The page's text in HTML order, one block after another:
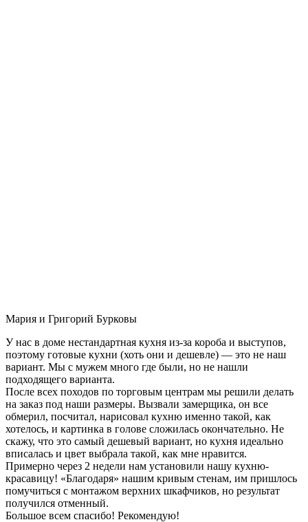
Мария и Григорий Бурковы
У нас в доме нестандартная кухня из-за короба и выступов,
поэтому готовые кухни (хоть они и дешевле) — это не наш
вариант. Мы с мужем много где были, но не нашли
подходящего варианта.
После всех походов по торговым центрам мы решили делать
на заказ под наши размеры. Вызвали замерщика, он все
обмерил, посчитал, нарисовал кухню именно такой, как
хотелось, и картинка в голове сложилась окончательно. Не
скажу, что это самый дешевый вариант, но кухня идеально
вписалась и цвет выбрала такой, как мне нравится.
Примерно через 2 недели нам установили нашу кухню-
красавицу! «Благодаря» нашим кривым стенам, им пришлось
помучиться с монтажом верхних шкафчиков, но результат
получился отменный.
Большое всем спасибо! Рекомендую!